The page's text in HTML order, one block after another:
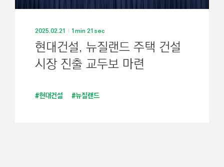
2025.02.21 1min 21sec
현대건설, 뉴질랜드 주택 건설
시장 진출 교두보 마련
#현대건설 #뉴질랜드